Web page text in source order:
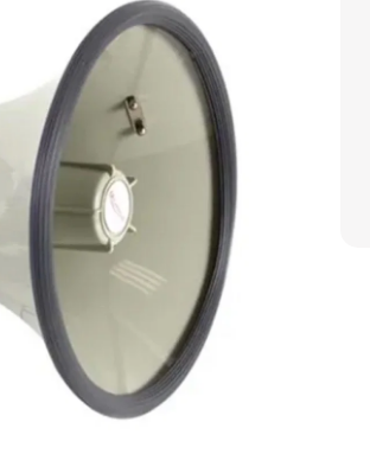
Skytubes
Eyecatchers
Tafeldecoratie
Heliumballonnen
Ballondecoraties